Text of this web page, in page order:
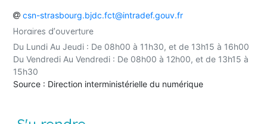
csn-strasbourg.bjdc.fct@intradef.gouv.fr
Horaires d'ouverture
Du Lundi Au Jeudi : De 08h00 à 11h30, et de 13h15 à 16h00
Du Vendredi Au Vendredi : De 08h00 à 12h00, et de 13h15 à
15h30
Source : Direction interministérielle du numérique